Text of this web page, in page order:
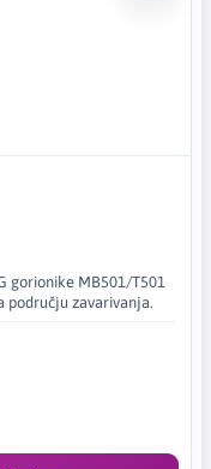
gorionike MB501/T501
području zavarivanja.